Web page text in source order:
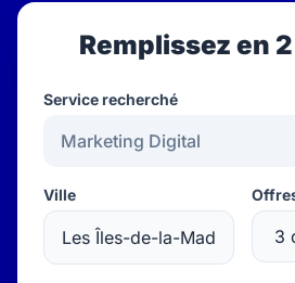
Remplissez en
Service recherché
Ville